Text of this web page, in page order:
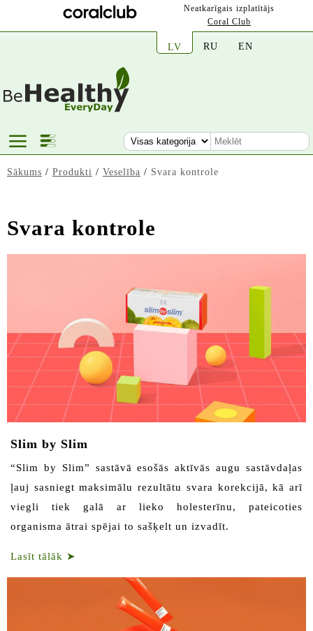
Neatkarīgais izplatītājs
Coral Club
LV RU EN
Sākums / Produkti / Veselība / Svara kontrole
Svara kontrole
Slim by Slim
“Slim by Slim” sastāvā esošās aktīvās augu sastāvdaļas
ļauj sasniegt maksimālu rezultātu svara korekcijā, kā arī
viegli tiek galā ar lieko holesterīnu, pateicoties
organisma ātrai spējai to sašķelt un izvadīt.
Lasīt tālāk ➤